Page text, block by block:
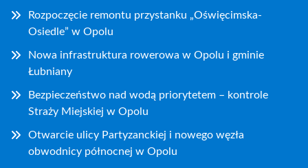
Rozpoczęcie remontu przystanku „Oświęcimska-
Osiedle” w Opolu
Nowa infrastruktura rowerowa w Opolu i gminie
Łubniany
Bezpieczeństwo nad wodą priorytetem – kontrole
Straży Miejskiej w Opolu
Otwarcie ulicy Partyzanckiej i nowego węzła
obwodnicy północnej w Opolu